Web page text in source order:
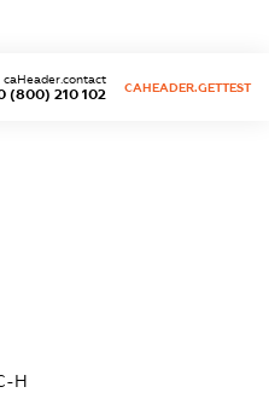
(800) 210 102
caHeader.contact
CAHEADER.GETTEST
Н